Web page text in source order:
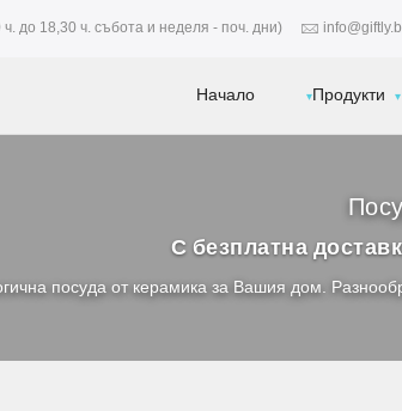
до 18,30 ч. събота и неделя - поч. дни)
Начало Продукти
С безплатна
посуда от керамика за Вашия дом.